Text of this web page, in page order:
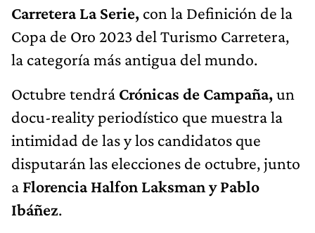
Carretera La Serie, con la Definición de la
Copa de Oro 2023 del Turismo Carretera,
la categoría más antigua del mundo.
Octubre tendrá Crónicas de Campaña,un
docu-reality periodístico que muestra la
intimidad de las y los candidatos que
disputarán las elecciones de octubre, junto
a Florencia Halfon Laksman y Pablo
Ibáñez.